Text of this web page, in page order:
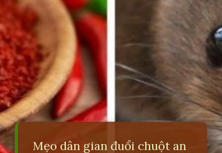
Mẹo dân gian đuổi chuột an